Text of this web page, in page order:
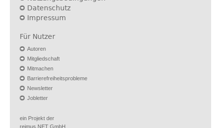
Datenschutz
Impressum
Für Nutzer
Autoren
Mitgliedschaft
Mitmachen
Barrierefreiheitsprobleme
Newsletter
Jobletter
ein Projekt der
reimus.NET GmbH